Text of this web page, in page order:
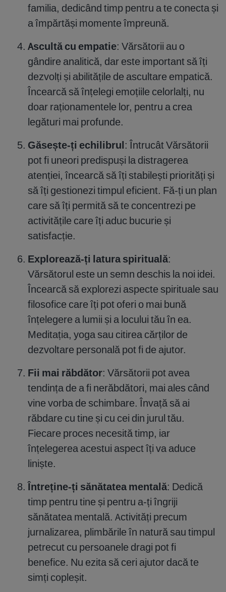
familia, dedicând timp pentru a te conecta și
a împărtăși momente împreună.
Ascultă cu empatie: Vărsătorii au o
gândire analitică, dar este important să îți
dezvolți și abilitățile de ascultare empatică.
Încearcă să înțelegi emoțiile celorlalți, nu
doar raționamentele lor, pentru a crea
legături mai profunde.
Găsește-ți echilibrul: Întrucât Vărsătorii
pot fi uneori predispuși la distragerea
atenției, încearcă să îți stabilești priorități și
să îți gestionezi timpul eficient. Fă-ți un plan
care să îți permită să te concentrezi pe
activitățile care îți aduc bucurie și
satisfacție.
Explorează-ți latura spirituală:
Vărsătorul este un semn deschis la noi idei.
Încearcă să explorezi aspecte spirituale sau
filosofice care îți pot oferi o mai bună
înțelegere a lumii și a locului tău în ea.
Meditația, yoga sau citirea cărților de
dezvoltare personală pot fi de ajutor.
Fii mai răbdător: Vărsătorii pot avea
tendința de a fi nerăbdători, mai ales când
vine vorba de schimbare. Învață să ai
răbdare cu tine și cu cei din jurul tău.
Fiecare proces necesită timp, iar
înțelegerea acestui aspect îți va aduce
liniște.
Întreține-ți sănătatea mentală: Dedică
timp pentru tine și pentru a-ți îngriji
sănătatea mentală. Activități precum
jurnalizarea, plimbările în natură sau timpul
petrecut cu persoanele dragi pot fi
benefice. Nu ezita să ceri ajutor dacă te
simți copleșit.